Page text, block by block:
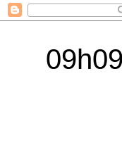
09h09